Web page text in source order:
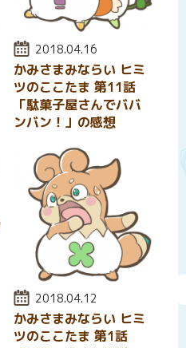
投稿日:
2018.04.16
かみさまみならい ヒミ
ツのここたま 第11話
「駄菓子屋さんでババ
ンバン！」の感想
投稿日:
2018.04.12
かみさまみならい ヒミ
ツのここたま 第1話